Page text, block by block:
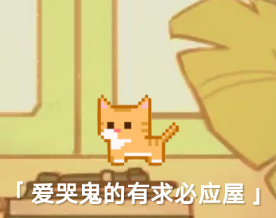
「 爱哭鬼的有求必应屋 」